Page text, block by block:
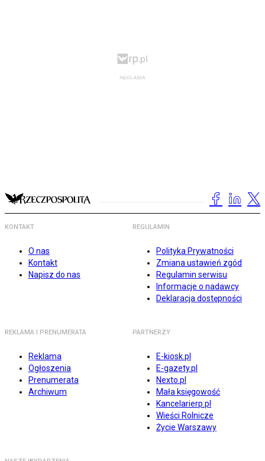
KONTAKT
O nas
Kontakt
Napisz do nas
REGULAMIN
Polityka Prywatności
Zmiana ustawień zgód
Regulamin serwisu
Informacje o nadawcy
Deklaracja dostępności
REKLAMA I PRENUMERATA
Reklama
Ogłoszenia
Prenumerata
Archiwum
PARTNERZY
E-kiosk.pl
E-gazety.pl
Nexto.pl
Mała księgowość
Kancelarierp.pl
Wieści Rolnicze
Życie Warszawy